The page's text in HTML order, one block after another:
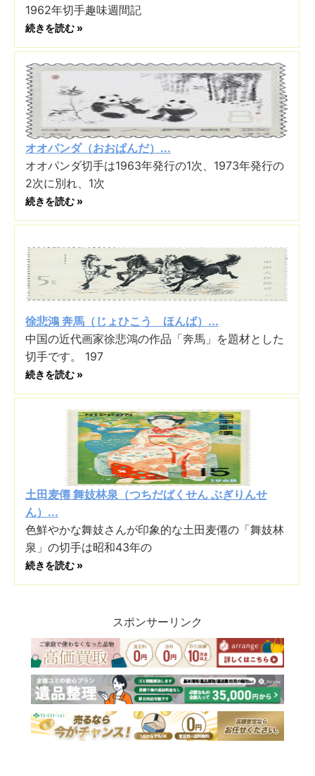
1962年切手趣味週間記
続きを読む »
オオパンダ（おおぱんだ）...
オオパンダ切手は1963年発行の1次、1973年発行の
2次に別れ、1次
続きを読む »
徐悲鴻 奔馬（じょひこう ほんば）...
中国の近代画家徐悲鴻の作品「奔馬」を題材とした
切手です。 197
続きを読む »
土田麦僊 舞妓林泉（つちだばくせん ぶぎりんせ
ん）...
色鮮やかな舞妓さんが印象的な土田麦僊の「舞妓林
泉」の切手は昭和43年の
続きを読む »
スポンサーリンク